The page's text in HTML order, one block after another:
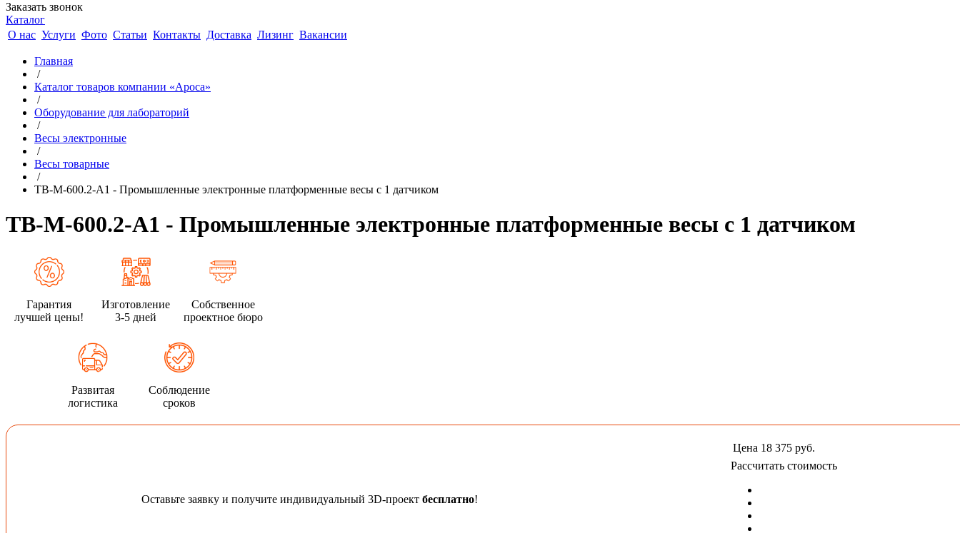
Заказать звонок
Каталог
О нас Услуги Фото Статьи Контакты Доставка Лизинг Вакансии
Главная
/
Каталог товаров компании «Ароса»
/
Оборудование для лабораторий
/
Весы электронные
/
Весы товарные
/
ТВ-М-600.2-А1 - Промышленные электронные платформенные весы с 1 датчиком
ТВ-М-600.2-А1 - Промышленные электронные платформенные весы с 1 датчиком
Гарантия
лучшей цены!
Изготовление
3-5 дней
Собственное
проектное бюро
Развитая
логистика
Соблюдение
сроков
Оставьте заявку и получите индивидуальный 3D-проект бесплатно!
Цена 18 375 руб.
Рассчитать стоимость